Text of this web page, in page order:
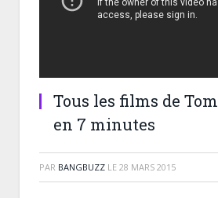
Tous les films de
en 7 minutes
PAR BANGBUZZ LE 28 MARS 2015